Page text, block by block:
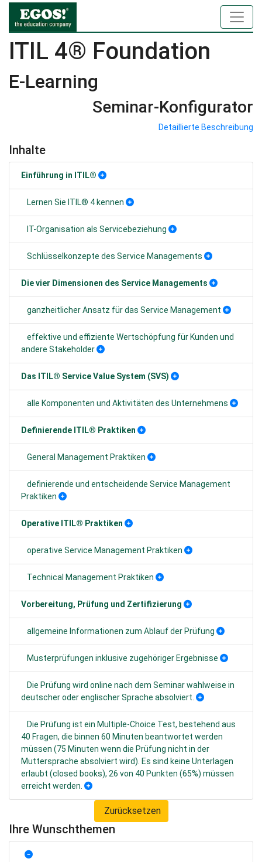
ITIL 4® Foundation
E-Learning
Seminar-Konfigurator
Detaillierte Beschreibung
Inhalte
Einführung in ITIL®
Lernen Sie ITIL® 4 kennen
IT-Organisation als Servicebeziehung
Schlüsselkonzepte des Service Managements
Die vier Dimensionen des Service Managements
ganzheitlicher Ansatz für das Service Management
effektive und effiziente Wertschöpfung für Kunden und
andere Stakeholder
Das ITIL® Service Value System (SVS)
alle Komponenten und Aktivitäten des Unternehmens
Definierende ITIL® Praktiken
General Management Praktiken
definierende und entscheidende Service Management
Praktiken
Operative ITIL® Praktiken
operative Service Management Praktiken
Technical Management Praktiken
Vorbereitung, Prüfung und Zertifizierung
allgemeine Informationen zum Ablauf der Prüfung
Musterprüfungen inklusive zugehöriger Ergebnisse
Die Prüfung wird online nach dem Seminar wahlweise in
deutscher oder englischer Sprache absolviert.
Die Prüfung ist ein Multiple-Choice Test, bestehend aus
40 Fragen, die binnen 60 Minuten beantwortet werden
müssen (75 Minuten wenn die Prüfung nicht in der
Muttersprache absolviert wird). Es sind keine Unterlagen
erlaubt (closed books), 26 von 40 Punkten (65%) müssen
erreicht werden.
Zurücksetzen
Ihre Wunschthemen